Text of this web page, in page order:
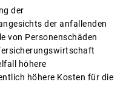
der
der anfallenden
von Personenschäden
höhere
höhere Kosten für die